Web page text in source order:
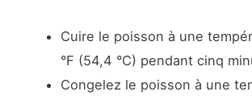
Cuire le poisson à une
°F (54,4 °C) pendant cinq
Congelez le poisson à une